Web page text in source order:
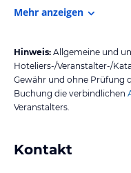
Mehr anzeigen
Hinweis: Allgemeine und
Hoteliers-/Veranstalter-/
Gewähr und ohne Prüfung
Buchung die verbindlichen
Veranstalters.
Kontakt